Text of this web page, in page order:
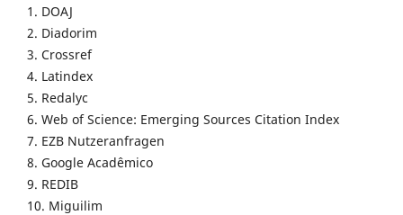
1. DOAJ
2. Diadorim
3. Crossref
4. Latindex
5. Redalyc
6. Web of Science: Emerging Sources Citation Index
7. EZB Nutzeranfragen
8. Google Acadêmico
9. REDIB
10. Miguilim